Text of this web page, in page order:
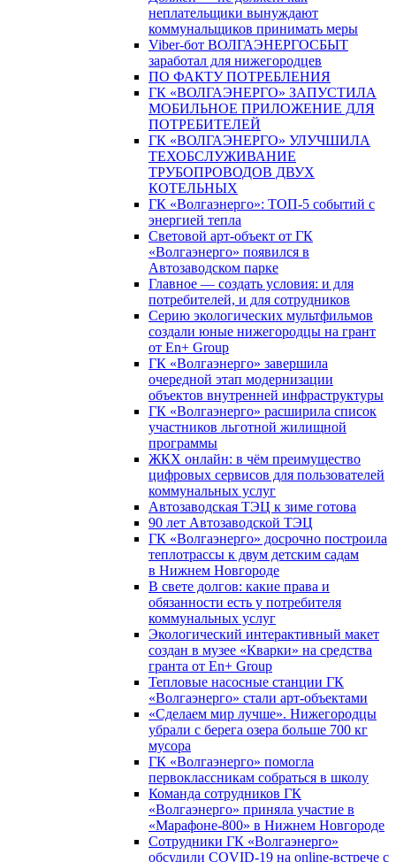
неплательщики вынуждают
коммунальщиков принимать меры
Viber-бот ВОЛГАЭНЕРГОСБЫТ
заработал для нижегородцев
ПО ФАКТУ ПОТРЕБЛЕНИЯ
ГК «ВОЛГАЭНЕРГО» ЗАПУСТИЛА
МОБИЛЬНОЕ ПРИЛОЖЕНИЕ ДЛЯ
ПОТРЕБИТЕЛЕЙ
ГК «ВОЛГАЭНЕРГО» УЛУЧШИЛА
ТЕХОБСЛУЖИВАНИЕ
ТРУБОПРОВОДОВ ДВУХ
КОТЕЛЬНЫХ
ГК «Волгаэнерго»: ТОП-5 событий с
энергией тепла
Световой арт-объект от ГК
«Волгаэнерго» появился в
Автозаводском парке
Главное — создать условия: и для
потребителей, и для сотрудников
Серию экологических мультфильмов
создали юные нижегородцы на грант
от En+ Group
ГК «Волгаэнерго» завершила
очередной этап модернизации
объектов внутренней инфраструктуры
ГК «Волгаэнерго» расширила список
участников льготной жилищной
программы
ЖКХ онлайн: в чём преимущество
цифровых сервисов для пользователей
коммунальных услуг
Автозаводская ТЭЦ к зиме готова
90 лет Автозаводской ТЭЦ
ГК «Волгаэнерго» досрочно построила
теплотрассы к двум детским садам
в Нижнем Новгороде
В свете долгов: какие права и
обязанности есть у потребителя
коммунальных услуг
Экологический интерактивный макет
создан в музее «Кварки» на средства
гранта от En+ Group
Тепловые насосные станции ГК
«Волгаэнерго» стали арт-объектами
«Сделаем мир лучше». Нижегородцы
убрали с берега озера больше 700 кг
мусора
ГК «Волгаэнерго» помогла
первоклассникам собраться в школу
Команда сотрудников ГК
«Волгаэнерго» приняла участие в
«Марафоне-800» в Нижнем Новгороде
Сотрудники ГК «Волгаэнерго»
обсудили COVID-19 на online-встрече с